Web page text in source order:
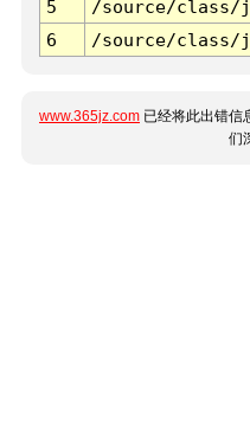
5
/source/class/
6
/source/class/
www.365jz.com 已经将此出错信
们